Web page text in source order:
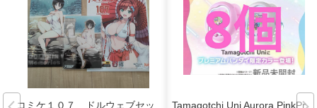
コミケ１０７ ドルウェブセッ
Tamagotchi Uni Aurora PinkPris